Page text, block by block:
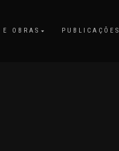
E OBRAS PUBLICAÇÕES